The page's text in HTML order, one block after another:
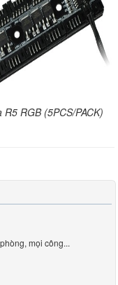
RGB (5PCS/PACK)
mọi công...